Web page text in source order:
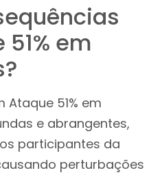
em
51% em
e abrangentes,
participantes da
perturbações